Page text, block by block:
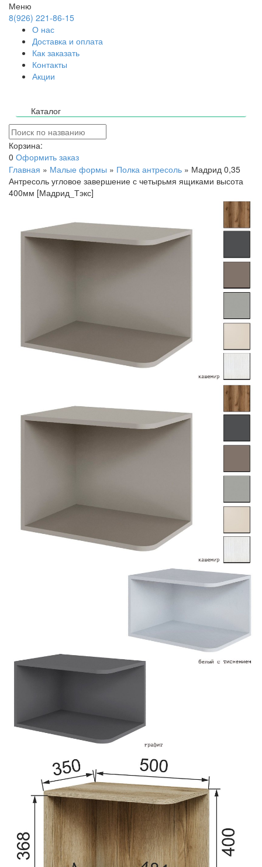
Меню
8(926) 221-86-15
О нас
Доставка и оплата
Как заказать
Контакты
Акции
Каталог
Корзина:
0 Оформить заказ
Главная » Малые формы » Полка антресоль » Мадрид 0,35
Антресоль угловое завершение с четырьмя ящиками высота
400мм [Мадрид_Тэкс]